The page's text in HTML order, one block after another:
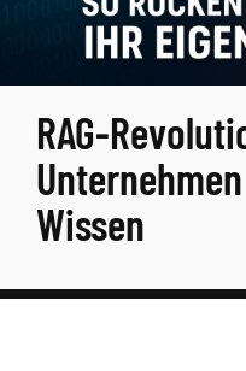
RAG-
Wissen